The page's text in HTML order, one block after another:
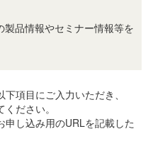
品情報やセミナー情報等を
項目にご入力いただき、
ださい。
し込み用のURLを記載した